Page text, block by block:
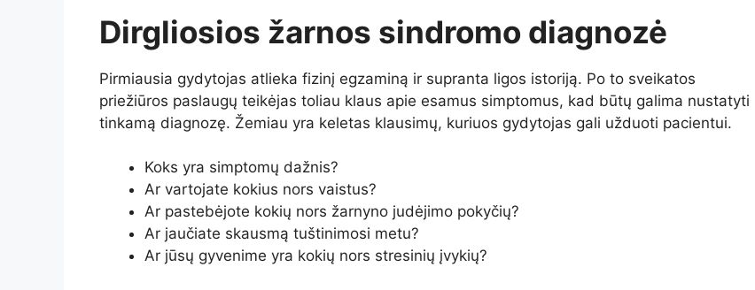
Dirgliosios žarnos sindromo diagnozė
Pirmiausia gydytojas atlieka fizinį egzaminą ir supranta ligos istoriją. Po to sveikatos
priežiūros paslaugų teikėjas toliau klaus apie esamus simptomus, kad būtų galima nustatyti
tinkamą diagnozę. Žemiau yra keletas klausimų, kuriuos gydytojas gali užduoti pacientui.
Koks yra simptomų dažnis?
Ar vartojate kokius nors vaistus?
Ar pastebėjote kokių nors žarnyno judėjimo pokyčių?
Ar jaučiate skausmą tuštinimosi metu?
Ar jūsų gyvenime yra kokių nors stresinių įvykių?